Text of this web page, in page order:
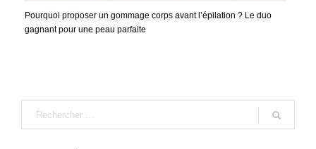
Pourquoi proposer un gommage corps avant l’épilation ? Le duo
gagnant pour une peau parfaite